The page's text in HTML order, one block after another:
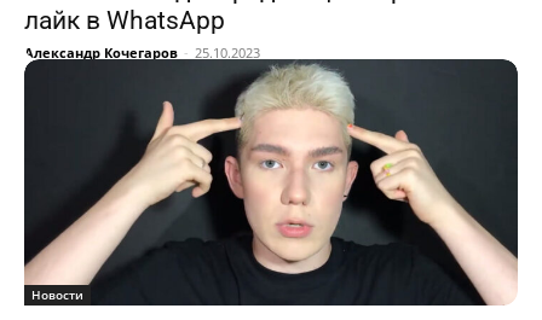
лайк в WhatsApp
Александр Кочегаров - 25.10.2023
Новости